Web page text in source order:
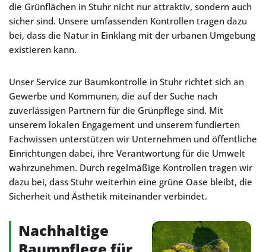
die Grünflächen in Stuhr nicht nur attraktiv, sondern auch
sicher sind. Unsere umfassenden Kontrollen tragen dazu
bei, dass die Natur in Einklang mit der urbanen Umgebung
existieren kann.
Unser Service zur Baumkontrolle in Stuhr richtet sich an
Gewerbe und Kommunen, die auf der Suche nach
zuverlässigen Partnern für die Grünpflege sind. Mit
unserem lokalen Engagement und unserem fundierten
Fachwissen unterstützen wir Unternehmen und öffentliche
Einrichtungen dabei, ihre Verantwortung für die Umwelt
wahrzunehmen. Durch regelmäßige Kontrollen tragen wir
dazu bei, dass Stuhr weiterhin eine grüne Oase bleibt, die
Sicherheit und Ästhetik miteinander verbindet.
Nachhaltige